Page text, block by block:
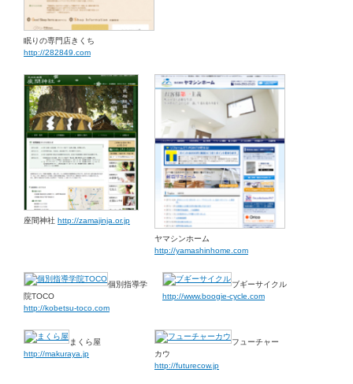
眠りの専門店きくち
http://282849.com
座間神社 http://zamajinja.or.jp
ヤマシンホーム
http://yamashinhome.com
個別指導学
院TOCO
http://kobetsu-toco.com
ブギーサイクル
http://www.boogie-cycle.com
まくら屋
http://makuraya.jp
フューチャー
カウ
http://futurecow.jp